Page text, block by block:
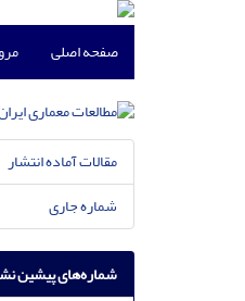
صفحه اصلی
مقالات آماده انتشار
شماره جاری
شماره‌های پیشین